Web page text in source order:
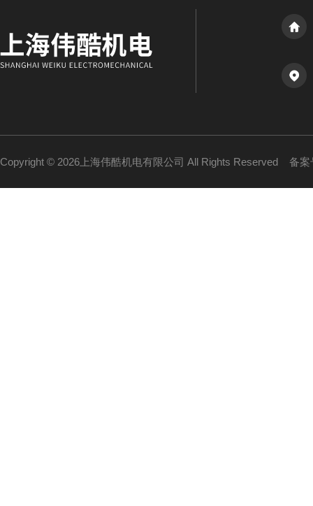
Copyright © 2026上海伟酷机电有限公司 All Rights Reserved 备案